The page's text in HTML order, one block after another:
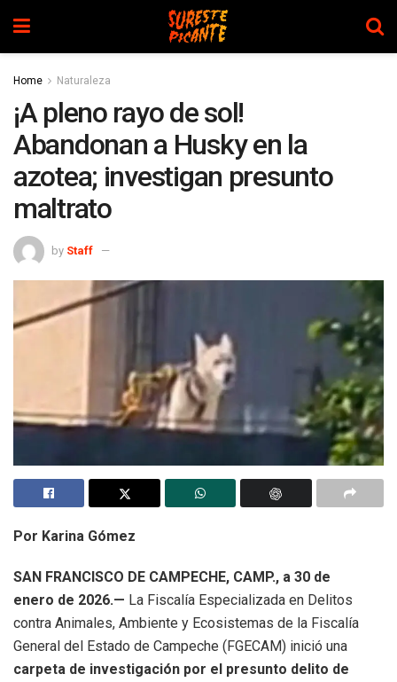
Home Naturaleza
¡A pleno rayo de sol!
Abandonan a Husky en la
azotea; investigan presunto
maltrato
by Staff
Por Karina Gómez
SAN FRANCISCO DE CAMPECHE, CAMP., a 30 de
enero de 2026.— La Fiscalía Especializada en Delitos
contra Animales, Ambiente y Ecosistemas de la Fiscalía
General del Estado de Campeche (FGECAM) inició una
carpeta de investigación por el presunto delito de